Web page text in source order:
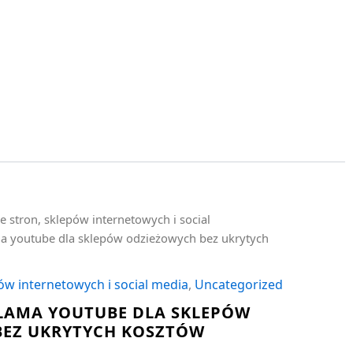
stron, sklepów internetowych i social
youtube dla sklepów odzieżowych bez ukrytych
internetowych i social media, Uncategorized
YOUTUBE DLA SKLEPÓW
UKRYTYCH KOSZTÓW